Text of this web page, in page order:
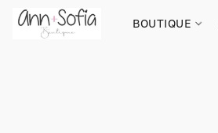
BOUTIQUE